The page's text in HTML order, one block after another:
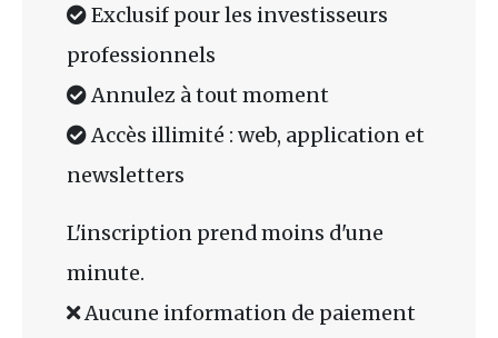
Exclusif pour les investisseurs
professionnels
Annulez à tout moment
Accès illimité : web, application et
newsletters
L'inscription prend moins d'une
minute.
Aucune information de paiement